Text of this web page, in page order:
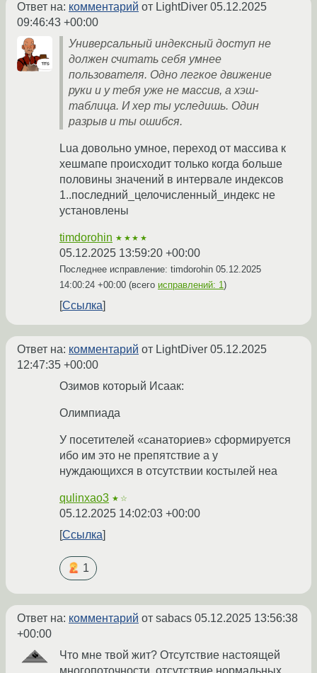
Ответ на: комментарий от LightDiver 05.12.2025
09:46:43 +00:00
Универсальный индексный доступ не
должен считать себя умнее
пользователя. Одно легкое движение
руки и у тебя уже не массив, а хэш-
таблица. И хер ты уследишь. Один
разрыв и ты ошибся.
Lua довольно умное, переход от массива к
хешмапе происходит только когда больше
половины значений в интервале индексов
1..последний_целочисленный_индекс не
установлены
timdorohin ★★★★
05.12.2025 13:59:20 +00:00
Последнее исправление: timdorohin 05.12.2025
14:00:24 +00:00 (всего исправлений: 1)
Ссылка
Ответ на: комментарий от LightDiver 05.12.2025
12:47:35 +00:00
Озимов который Исаак:
Олимпиада
У посетителей «санаториев» сформируется
ибо им это не препятствие а у
нуждающихся в отсутствии костылей неа
qulinxao3 ★☆
05.12.2025 14:02:03 +00:00
Ссылка
1
Ответ на: комментарий от sabacs 05.12.2025 13:56:38
+00:00
Что мне твой жит? Отсутствие настоящей
многопоточности, отсутствие нормальных